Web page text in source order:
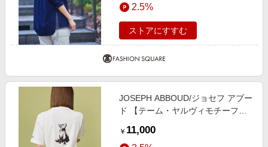
系 22.5%
ストアにすすむ
JOSEPH ABBOUD/ジョセフ アブー
ド 【テーム・ヤルヴィモチーフ】
ト系 M
￥ 11,000